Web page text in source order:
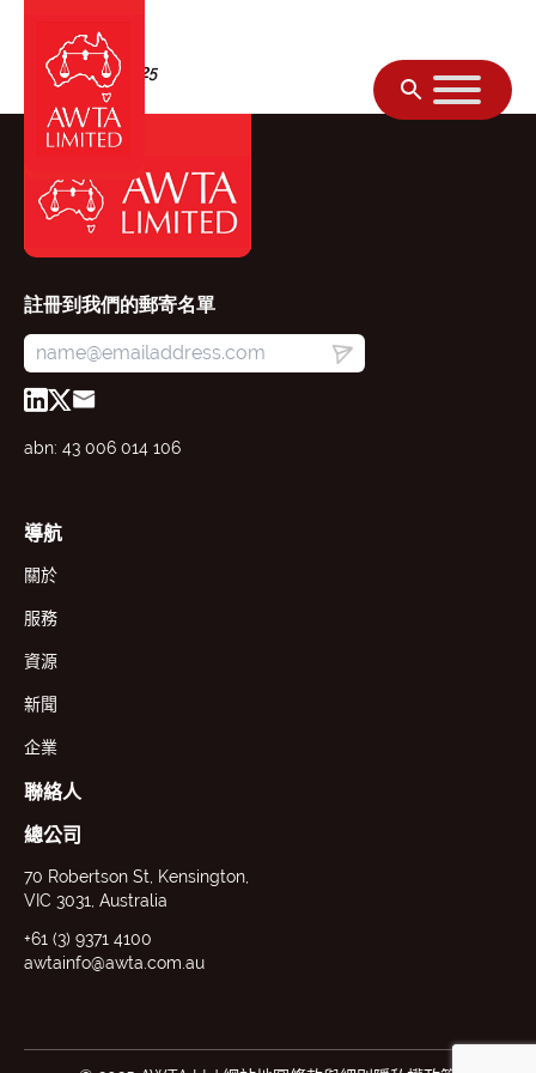
跳至內容
週四, 02 十月 2025
註冊到我們的郵寄名單
abn: 43 006 014 106
導航
關於
服務
資源
新聞
企業
聯絡人
總公司
70 Robertson St, Kensington,
VIC 3031, Australia
+61 (3) 9371 4100
awtainfo@awta.com.au